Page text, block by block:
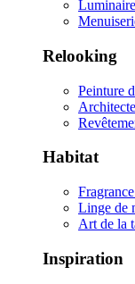
Luminaire
Relooking
Peinture
Habitat
Linge de
Art de la
Inspiration